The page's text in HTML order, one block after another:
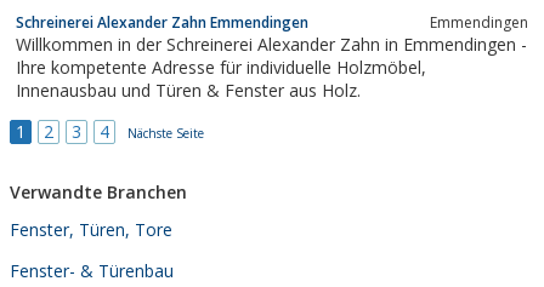
Schreinerei Alexander Zahn Emmendingen Emmendingen
Willkommen in der Schreinerei Alexander Zahn in Emmendingen -
Ihre kompetente Adresse für individuelle Holzmöbel,
Innenausbau und Türen & Fenster aus Holz.
1
2 3 4 Nächste Seite
Verwandte Branchen
Fenster, Türen, Tore
Fenster- & Türenbau